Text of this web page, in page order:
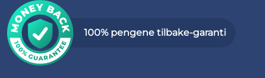
100% pengene tilbake-garanti